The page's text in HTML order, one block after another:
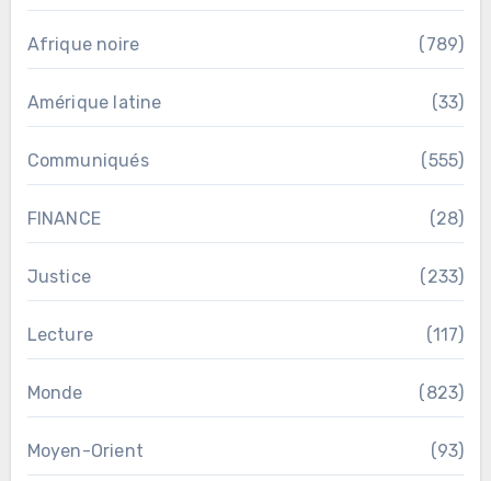
Afrique noire (789)
Amérique latine (33)
Communiqués (555)
FINANCE (28)
Justice (233)
Lecture (117)
Monde (823)
Moyen-Orient (93)